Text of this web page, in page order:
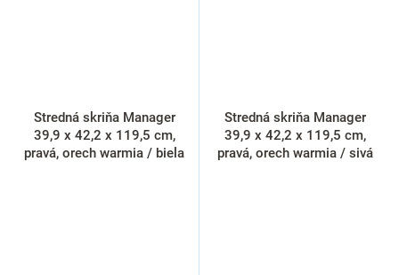
Stredná skriňa Manager
39,9 x 42,2 x 119,5 cm,
pravá, orech warmia / biela
Stredná skriňa Manager
39,9 x 42,2 x 119,5 cm,
pravá, orech warmia / sivá